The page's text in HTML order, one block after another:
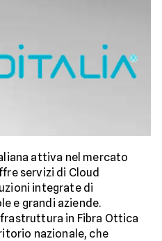
attiva nel mercato
servizi di Cloud
integrate di
e grandi aziende.
in Fibra Ottica
nazionale, che